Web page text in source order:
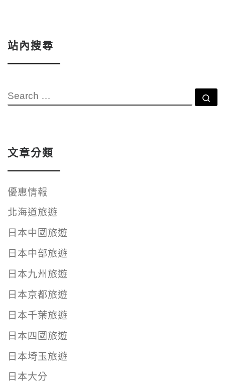
站內搜尋
SEARCH
文章分類
優惠情報
北海道旅遊
日本中國旅遊
日本中部旅遊
日本九州旅遊
日本京都旅遊
日本千葉旅遊
日本四國旅遊
日本埼玉旅遊
日本大分